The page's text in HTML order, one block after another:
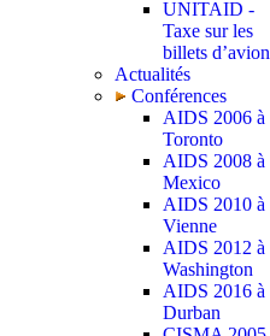
UNITAID -
Taxe sur les
billets d’avion
Actualités
Conférences
AIDS 2006 à
Toronto
AIDS 2008 à
Mexico
AIDS 2010 à
Vienne
AIDS 2012 à
Washington
AIDS 2016 à
Durban